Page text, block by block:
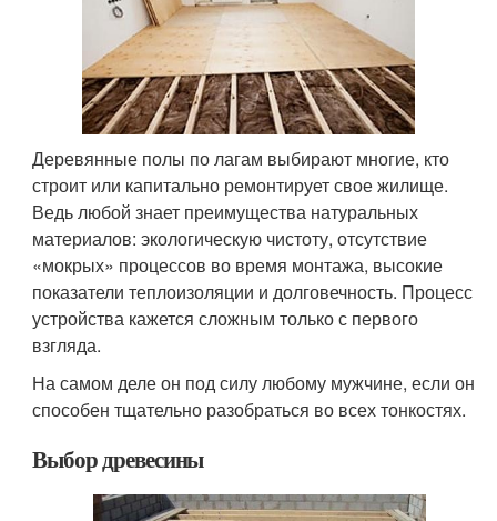
Деревянные полы по лагам выбирают многие, кто
строит или капитально ремонтирует свое жилище.
Ведь любой знает преимущества натуральных
материалов: экологическую чистоту, отсутствие
«мокрых» процессов во время монтажа, высокие
показатели теплоизоляции и долговечность. Процесс
устройства кажется сложным только с первого
взгляда.
На самом деле он под силу любому мужчине, если он
способен тщательно разобраться во всех тонкостях.
Выбор древесины